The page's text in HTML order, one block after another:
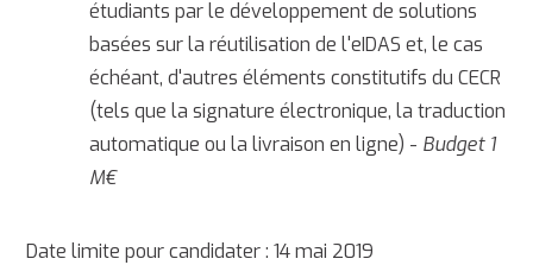
étudiants par le développement de solutions
basées sur la réutilisation de l'eIDAS et, le cas
échéant, d'autres éléments constitutifs du CECR
(tels que la signature électronique, la traduction
automatique ou la livraison en ligne) - Budget 1
M€
Date limite pour candidater : 14 mai 2019